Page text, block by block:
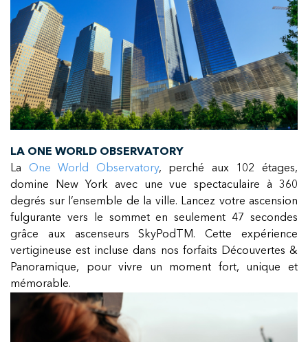
LA ONE WORLD OBSERVATORY
La One World Observatory, perché aux 102 étages,
domine New York avec une vue spectaculaire à 360
degrés sur l’ensemble de la ville. Lancez votre ascension
fulgurante vers le sommet en seulement 47 secondes
grâce aux ascenseurs SkyPodTM. Cette expérience
vertigineuse est incluse dans nos forfaits Découvertes &
Panoramique, pour vivre un moment fort, unique et
mémorable.